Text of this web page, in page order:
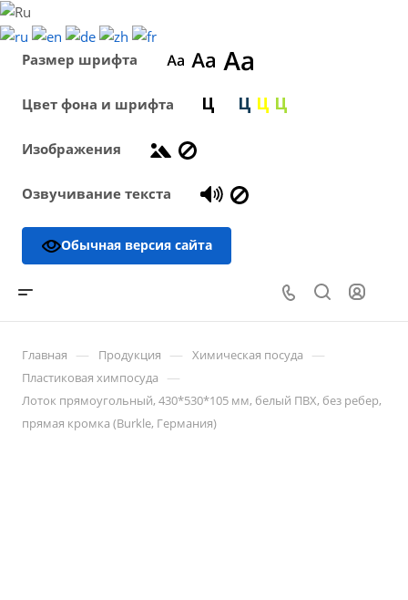
Размер шрифта
Цвет фона и шрифта
Изображения
Озвучивание текста
Обычная версия сайта
Главная — Продукция — Химическая посуда —
Пластиковая химпосуда —
Лоток прямоугольный, 430*530*105 мм, белый ПВХ, без ребер,
прямая кромка (Burkle, Германия)